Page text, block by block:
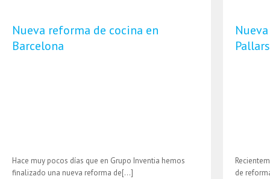
Nueva reforma de cocina en
Barcelona
Hace muy pocos días que en Grupo Inventia hemos
finalizado una nueva reforma de[…]
de